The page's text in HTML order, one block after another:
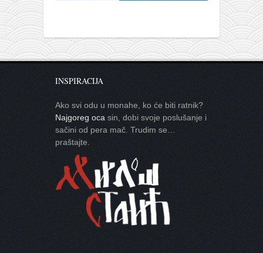
INSPIRACIJA
Ako svi odu u monahe, ko će biti ratnik?
Najgoreg oca sin, dobi svoje poslušanje i
sačini od pera mač. Trudim se…
praštajte.